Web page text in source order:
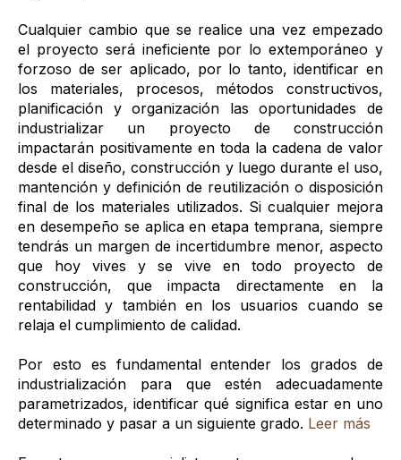
Cualquier cambio que se realice una vez empezado
el proyecto será ineficiente por lo extemporáneo y
forzoso de ser aplicado, por lo tanto, identificar en
los materiales, procesos, métodos constructivos,
planificación y organización las oportunidades de
industrializar un proyecto de construcción
impactarán positivamente en toda la cadena de valor
desde el diseño, construcción y luego durante el uso,
mantención y definición de reutilización o disposición
final de los materiales utilizados. Si cualquier mejora
en desempeño se aplica en etapa temprana, siempre
tendrás un margen de incertidumbre menor, aspecto
que hoy vives y se vive en todo proyecto de
construcción, que impacta directamente en la
rentabilidad y también en los usuarios cuando se
relaja el cumplimiento de calidad.
Por esto es fundamental entender los grados de
industrialización para que estén adecuadamente
parametrizados, identificar qué significa estar en uno
determinado y pasar a un siguiente grado. Leer más